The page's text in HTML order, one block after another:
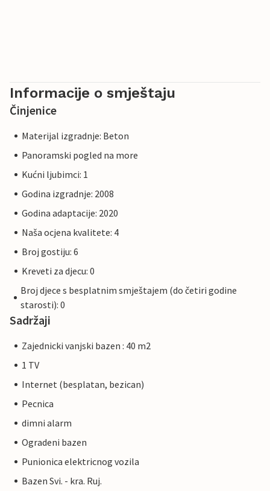
Informacije o smještaju
Činjenice
Materijal izgradnje: Beton
Panoramski pogled na more
Kućni ljubimci: 1
Godina izgradnje: 2008
Godina adaptacije: 2020
Naša ocjena kvalitete: 4
Broj gostiju: 6
Kreveti za djecu: 0
Broj djece s besplatnim smještajem (do četiri godine
starosti): 0
Sadržaji
Zajednicki vanjski bazen : 40 m2
1 TV
Internet (besplatan, bezican)
Pecnica
dimni alarm
Ogradeni bazen
Punionica elektricnog vozila
Bazen Svi. - kra. Ruj.